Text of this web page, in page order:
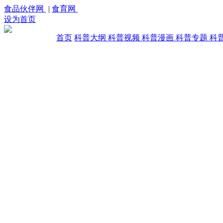
食品伙伴网 | 食育网
设为首页
首页 科普大纲 科普视频 科普漫画 科普专题 科